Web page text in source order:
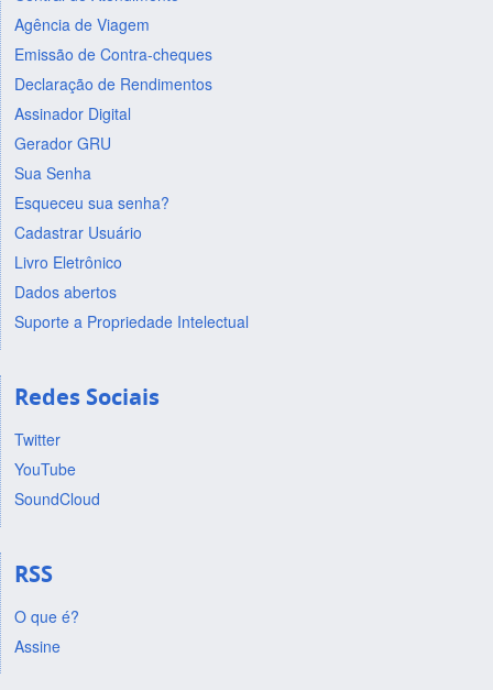
Agência de Viagem
Emissão de Contra-cheques
Declaração de Rendimentos
Assinador Digital
Gerador GRU
Sua Senha
Esqueceu sua senha?
Cadastrar Usuário
Livro Eletrônico
Dados abertos
Suporte a Propriedade Intelectual
Redes Sociais
Twitter
YouTube
SoundCloud
RSS
O que é?
Assine